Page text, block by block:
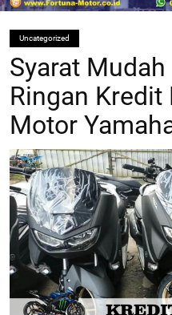
Uncategorized
Syarat
Ringan Kredit
Motor